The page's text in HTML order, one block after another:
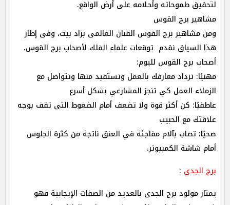
لتحقيق طموحاته وأحلامه على أرض الواقع.
مشاهير برج القوس
ومن مشاهير برج القوس الفنان العالمى براد بيت، وفى إطار
هذا السياق نقدم توقعات علماء الفلك لأصحاب برج القوس.
أصحاب برج القوس لليوم:
مهنيًا: تزداد معارفك بالعمل وتستفيد منها وتتواصل مع
الزملاء العمل كي تنجز المشارعي بشكل أسرع
عاطفيًا: كن أكثر قوة ولا تضعف أمام الضغوط التى تقف بوجه
علاقتك مع الحبيب
صحيًا: تصاب بآلام مفاجئة في العنق ناتجة من كثرة الجلوس
أمام شاشة الكمبيوتر.
برج الجدي :
يمتاز مولود برج الجدى بالعديد من الصفات الإيجابية فهو